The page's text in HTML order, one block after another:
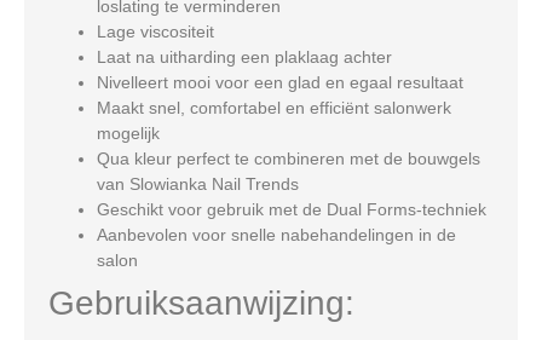
loslating te verminderen
Lage viscositeit
Laat na uitharding een plaklaag achter
Nivelleert mooi voor een glad en egaal resultaat
Maakt snel, comfortabel en efficiënt salonwerk
mogelijk
Qua kleur perfect te combineren met de bouwgels
van Slowianka Nail Trends
Geschikt voor gebruik met de Dual Forms-techniek
Aanbevolen voor snelle nabehandelingen in de
salon
Gebruiksaanwijzing: